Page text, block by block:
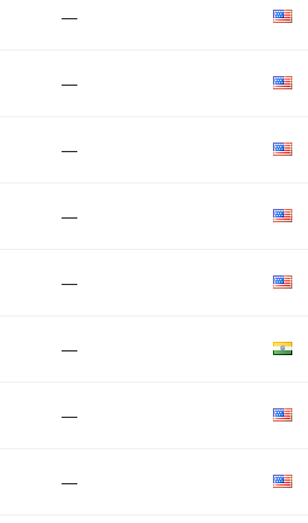
—
—
—
—
—
—
—
—